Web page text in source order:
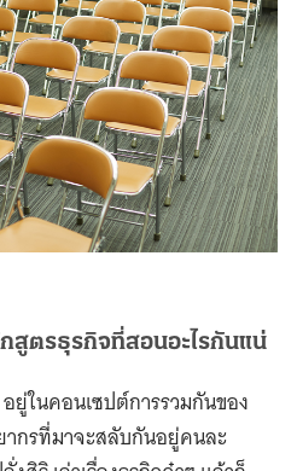
สูตรธุรกิจที่สอนอะไรกันแน่
ยู่ในคอนเซปต์การรวมกันของ
กรที่มาจะสลับกันอยู่คนละ